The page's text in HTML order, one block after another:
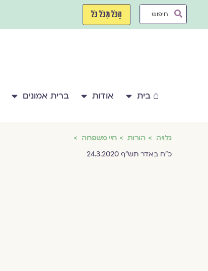
Search
הַכֹּל מִכֹּל כֹּל
⌂ בית אודות ברית אמונים
גלויה הורות
חיי משפחה
כ"ח באדר תש"ף 24.3.2020